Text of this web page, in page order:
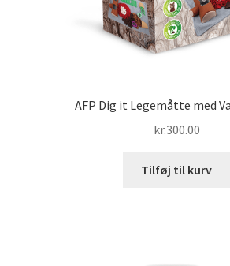
AFP Dig it Legemåtte med
kr.300.00
Tilføj til kurv